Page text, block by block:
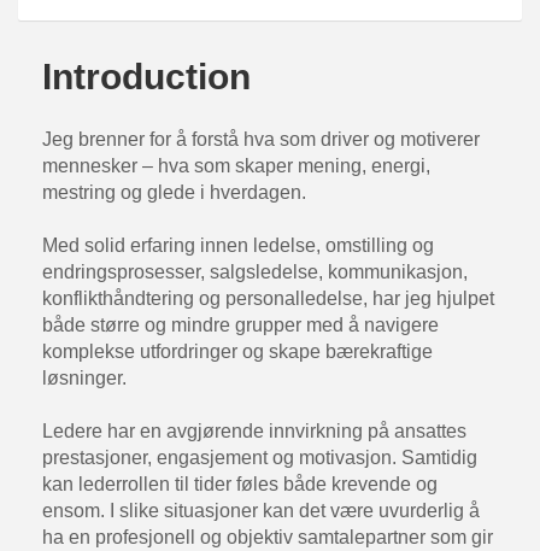
Introduction
Jeg brenner for å forstå hva som driver og motiverer
mennesker – hva som skaper mening, energi,
mestring og glede i hverdagen.
Med solid erfaring innen ledelse, omstilling og
endringsprosesser, salgsledelse, kommunikasjon,
konflikthåndtering og personalledelse, har jeg hjulpet
både større og mindre grupper med å navigere
komplekse utfordringer og skape bærekraftige
løsninger.
Ledere har en avgjørende innvirkning på ansattes
prestasjoner, engasjement og motivasjon. Samtidig
kan lederrollen til tider føles både krevende og
ensom. I slike situasjoner kan det være uvurderlig å
ha en profesjonell og objektiv samtalepartner som gir